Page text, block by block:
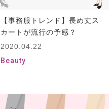
【事務服トレンド】長め丈ス
カートが流行の予感？
2020.04.22
Beauty